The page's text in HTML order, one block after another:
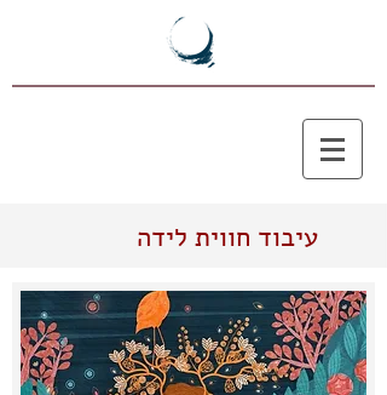
עיבוד חווית לידה